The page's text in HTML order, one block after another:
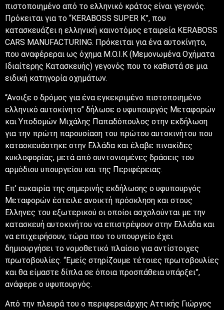
πιστοποιημένο από το ελληνικό κράτος είναι γεγονός.
Πρόκειται για το “KERABOSS SUPER K”, που
κατασκευάζει η ελληνική καινοτόμος εταιρεία KERABOSS
CARS MANUFACTURING. Πρόκειται για ένα αυτοκίνητο,
που αναφέρεραι ως όχημα Μ.Ο.Ι.Κ (Μεμονωμένα Οχήματα
Ιδιαίτερης Κατασκευής) γεγονός που το καθιστά σε μια
ειδική κατηγορία οχημάτων.
“Aνοιξε ο δρόμος για ένα εγκεκριμένο πιστοποιημένο
ελληνικό αυτοκίνητο” δήλωσε ο υφυπουργός Μεταφορών
και Υποδομών Μιχάλης Παπαδόπουλος στην εκδήλωση
για την πρώτη παρουσίαση του πρώτου αυτοκινήτου που
κατασκευάστηκε στην Ελλάδα και έλαβε πινακίδες
κυκλοφορίας, μετά από συντονισμένες δράσεις του
αρμόδιου υπουργείου και της Περιφέρειας.
Επ’ ευκαιρία της σημερινής εκδήλωσης ο υφυπουργός
Μεταφορών έστειλε ανοικτή πρόσκληση και στους
Ελληνες του εξωτερικού οι οποίοι ασχολούνται με την
κατασκευή αυτοκινήτου να επιστρέψουν στην Ελλάδα και
να επιχειρήσουν, τώρα που το υπουργείο έχει
δημιουργήσει το νομοθετικό πλαίσιο για αντίστοιχες
πρωτοβουλίες. “Εμείς στηρίζουμε τέτοιες πρωτοβουλίες
και θα είμαστε δίπλα σε όποια προσπάθεια υπάρξει”,
ανάφερε ο υφυπουργός.
Από την πλευρά του ο περιφερειάρχης Αττικής Γιώργος